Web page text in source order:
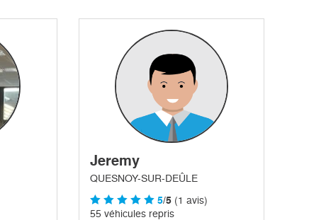
Jeremy
QUESNOY-SUR-DEÛLE
5/5(1 avis)
55 véhicules repris